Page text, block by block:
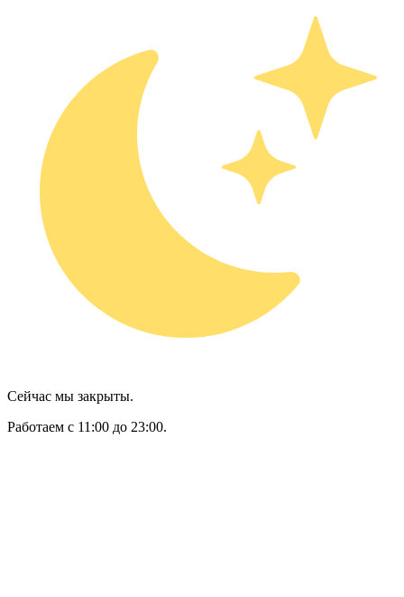
Сейчас мы закрыты.
Работаем с 11:00 до 23:00.